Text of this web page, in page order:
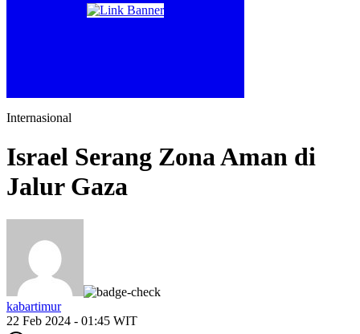
Internasional
Israel Serang Zona Aman di
Jalur Gaza
kabartimur
22 Feb 2024 - 01:45 WIT